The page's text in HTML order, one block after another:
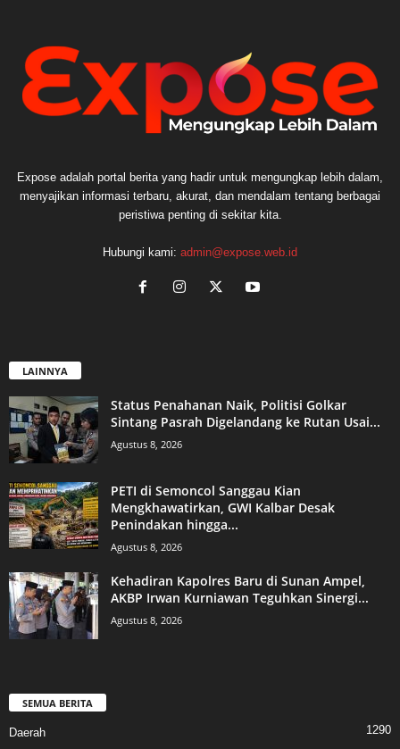
Expose adalah portal berita yang hadir untuk mengungkap lebih dalam,
menyajikan informasi terbaru, akurat, dan mendalam tentang berbagai
peristiwa penting di sekitar kita.
Hubungi kami: admin@expose.web.id
LAINNYA
Status Penahanan Naik, Politisi Golkar
Sintang Pasrah Digelandang ke Rutan Usai...
Agustus 8, 2026
PETI di Semoncol Sanggau Kian
Mengkhawatirkan, GWI Kalbar Desak
Penindakan hingga...
Agustus 8, 2026
Kehadiran Kapolres Baru di Sunan Ampel,
AKBP Irwan Kurniawan Teguhkan Sinergi...
Agustus 8, 2026
SEMUA BERITA
Daerah 1290